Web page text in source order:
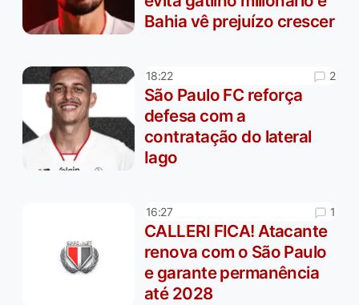
Bahia vê prejuízo crescer
18:22 2
São Paulo FC reforça
defesa com a
contratação do lateral
Iago
16:27 1
CALLERI FICA! Atacante
renova com o São Paulo
e garante permanência
até 2028